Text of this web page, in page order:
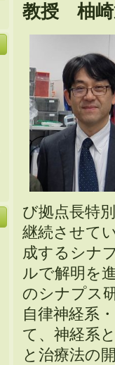
教授 柚崎
び拠点長特
継続させて
成するシナ
ルで解明を
のシナプス
自律神経系
て、神経系
と治療法の